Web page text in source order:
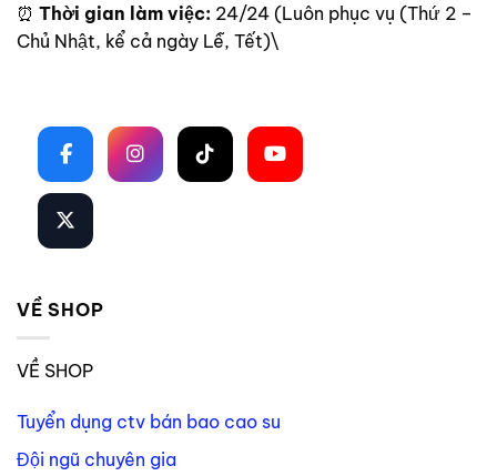
⏰ Thời gian làm việc: 24/24 (Luôn phục vụ (Thứ 2 –
Chủ Nhật, kể cả ngày Lễ, Tết)\
VỀ SHOP
VỀ SHOP
Tuyển dụng ctv bán bao cao su
Đội ngũ chuyên gia